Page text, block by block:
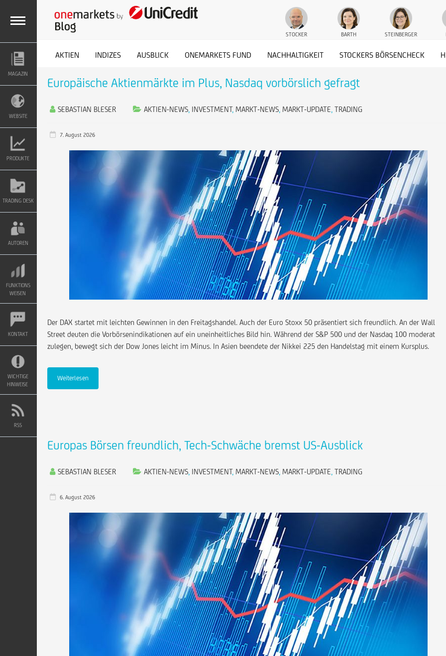
M
N
U
MAGAZIN
WEBSITE
PRODUKTE
TRADING DESK
AUTOREN
FUNKTIONS
WEISEN
KONTAKT
WICHTIGE
HINWEISE
RSS
STOCKER BARTH STEINBERGER
AKTIEN INDIZES AUSBLICK ONEMARKETS FUND NACHHALTIGKEIT STOCKERS BÖRSENCHECK
Europäische Aktienmärkte im Plus, Nasdaq vorbörslich gefragt
SEBASTIAN BLESER AKTIEN-NEWS INVESTMENT, MARKT-NEWS MARKT-UPDATE TRADING
7. August 2026
Der DAX startet mit leichten Gewinnen in den Freitagshandel. Auch der Euro Stoxx 50 präsentiert sich freundlich. An der Wall
Street deuten die Vorbörsenindikationen auf ein uneinheitliches Bild hin. Während der S&P 500 und der Nasdaq 100 moderat
zulegen, bewegt sich der Dow Jones leicht im Minus. In Asien beendete der Nikkei 225 den Handelstag mit einem Kursplus.
Weiterlesen
Europas Börsen freundlich, Tech-Schwäche bremst US-Ausblick
SEBASTIAN BLESER AKTIEN-NEWS INVESTMENT, MARKT-NEWS MARKT-UPDATE TRADING
6. August 2026